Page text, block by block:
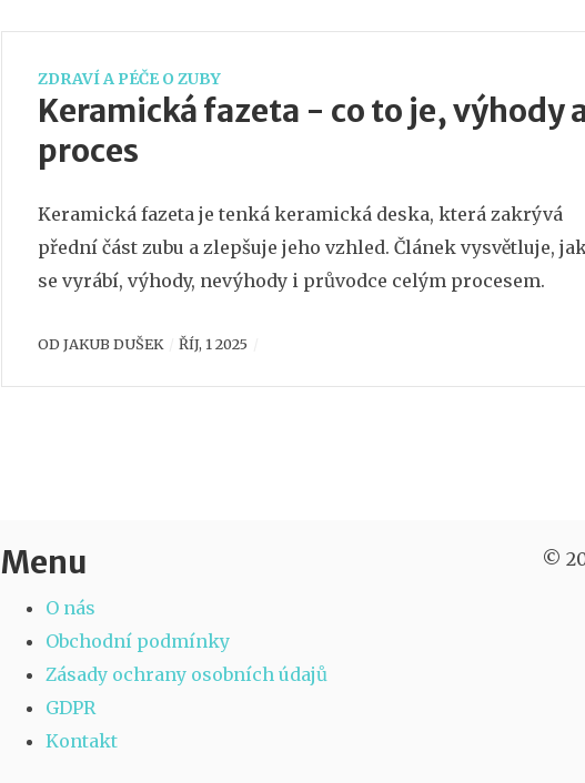
ZDRAVÍ A PÉČE O ZUBY
Keramická fazeta - co to je, výhody
proces
Keramická fazeta je tenká keramická deska, která zakrývá
přední část zubu a zlepšuje jeho vzhled. Článek vysvětluje,
se vyrábí, výhody, nevýhody i průvodce celým procesem.
OD JAKUB DUŠEK ŘÍJ, 1 2025
Menu
O nás
Obchodní podmínky
Zásady ochrany osobních údajů
GDPR
Kontakt
©